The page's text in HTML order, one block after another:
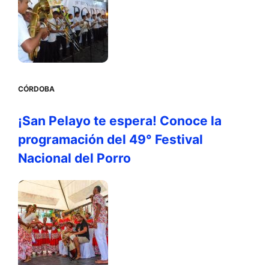
CÓRDOBA
¡San Pelayo te espera! Conoce la
programación del 49° Festival
Nacional del Porro